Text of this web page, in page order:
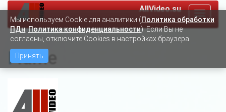
AllVideo.su
Flame
Мы используем Сookie для аналитики (Политика обработки
ПДн,Политика конфиденциальности). Если Вы не
согласны, отключите Cookies в настройках браузера
Принять